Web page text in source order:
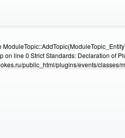
line 0 Strict Standards: Declaration of
public_html/plugins/events/